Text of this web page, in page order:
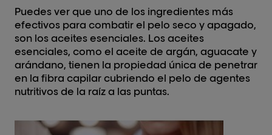
Puedes ver que uno de los ingredientes más
efectivos para combatir el pelo seco y apagado,
son los aceites esenciales. Los aceites
esenciales, como el aceite de argán, aguacate y
arándano, tienen la propiedad única de penetrar
en la fibra capilar cubriendo el pelo de agentes
nutritivos de la raíz a las puntas.